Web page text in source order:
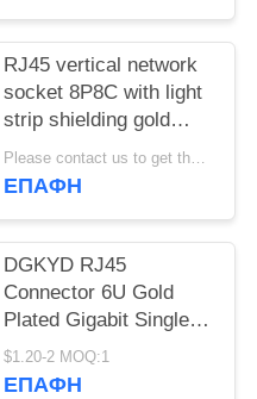
RJ45 vertical network
socket 8P8C with light
strip shielding gold
plating 6U
Please contact us to get the latest price. MOQ:1 Τεμάχιο
ΕΠΑΦΉ
DGKYD RJ45
Connector 6U Gold
Plated Gigabit Single
Port with Transformer
$1.20-2 MOQ:1
ΕΠΑΦΉ